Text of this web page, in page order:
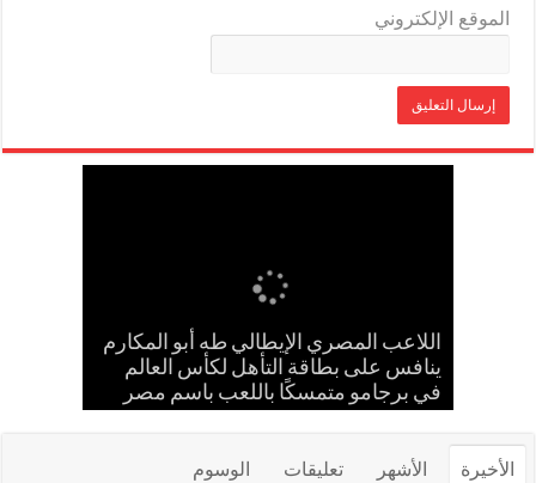
الموقع الإلكتروني
اللاعب المصري الإيطالي طه أبو المكارم
ينافس على بطاقة التأهل لكأس العالم
في برجامو متمسكًا باللعب باسم مصر
مدحت بركات يستقبل الشيخ كامل مطر
في لقاء ودي حاشد بمنشية القناطر
بحضور قيادات القبائل والعائلات المصرية
بالعلم المصري.. طه أبو المكارم يحسم
مواجهته الـ 66 في مسيرته بالتعادل أمام
بطل إيران
إسلام حشاد وإبراهيم حشاد يخطفان
الأنظار بتصميم عالمي ارتدته سلمى عادل
في مهرجان كان
حضانة «اقرأ النموذجية بجزيرة شطورة»
تحتفل بتخريج الدفعة الـ11 من براعم
المستقبل
الأخيرة الأشهر تعليقات الوسوم